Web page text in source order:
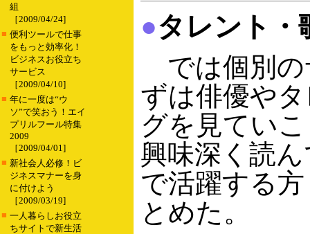
組
［2009/04/24]
■ 便利ツールで仕事
をもっと効率化！
ビジネスお役立ち
サービス
［2009/04/10]
■ 年に一度は“ウ
ソ”で笑おう！エイ
プリルフール特集
2009
［2009/04/01]
■ 新社会人必修！ビ
ジネスマナーを身
に付けよう
［2009/03/19]
■ 一人暮らしお役立
ちサイトで新生活
●タレント・
では個別の
ずは俳優や
グを見てい
興味深く読
で活躍する
とめた。